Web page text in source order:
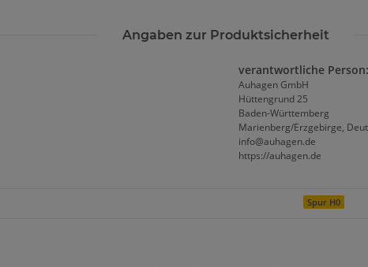
Angaben zur Produktsicherheit
verantwortliche Person:
Auhagen GmbH
Hüttengrund 25
Baden-Württemberg
Marienberg/Erzgebirge,
info@auhagen.de
https://auhagen.de
Spur H0